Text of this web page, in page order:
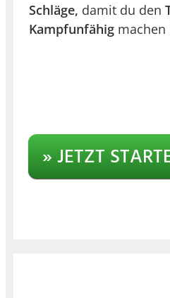
Schläge, damit du den
Kampfunfähig machen
» JETZT